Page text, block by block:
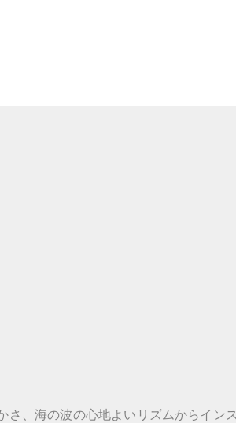
、海の波の心地よいリズムからイ